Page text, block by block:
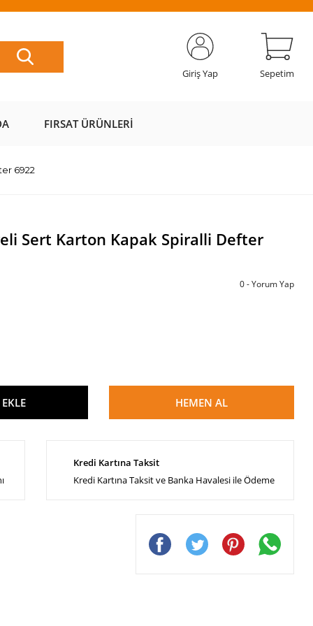
Giriş Yap Sepetim
FIRSAT ÜRÜNLERI
6922
Sert Karton Kapak Spiralli Defter
0 - Yorum Yap
EKLE HEMEN AL
Kredi Kartına Taksit
Kredi Kartına Taksit ve Banka Havalesi ile Ödeme